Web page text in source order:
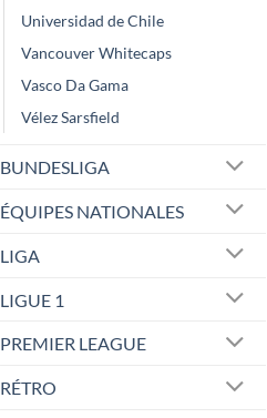
Universidad de Chile
Vancouver Whitecaps
Vasco Da Gama
Vélez Sarsfield
BUNDESLIGA
ÉQUIPES NATIONALES
LIGA
LIGUE 1
PREMIER LEAGUE
RÉTRO